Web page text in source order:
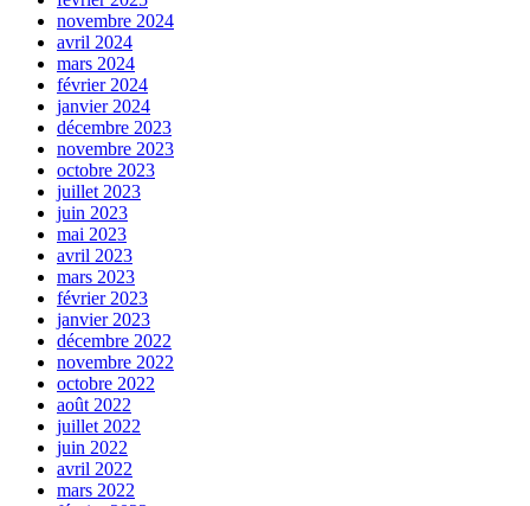
novembre 2024
avril 2024
mars 2024
février 2024
janvier 2024
décembre 2023
novembre 2023
octobre 2023
juillet 2023
juin 2023
mai 2023
avril 2023
mars 2023
février 2023
janvier 2023
décembre 2022
novembre 2022
octobre 2022
août 2022
juillet 2022
juin 2022
avril 2022
mars 2022